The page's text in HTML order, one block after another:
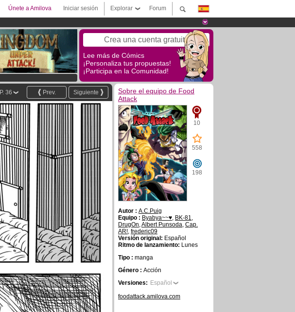
Forum
Explorar
Iniciar sesión
Únete a Amilova
Crea una cuenta gratuita
Lee más de Cómics
¡Personaliza tus propuestas!
¡Participa en la Comunidad!
Siguiente
Prev.
P. 36
Sobre el equipo de Food
Attack
10
558
198
Autor : A.C.Puig
Equipo : Byabya~~♥, BK-81,
DrugOn,Albert Punsoda, Cap.
AR!, frederic09
Versión original: Español
Ritmo de lanzamiento: Lunes
Tipo : manga
Género : Acción
Versiones: Español
foodattack.amilova.com